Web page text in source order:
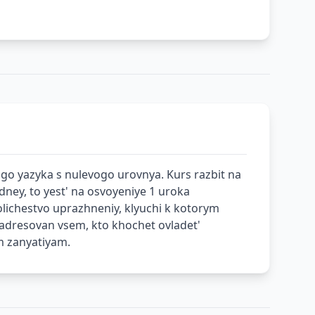
yazyka s nulevogo urovnya. Kurs razbit na
to yest' na osvoyeniye 1 uroka
uprazhneniy, klyuchi k kotorym
vsem, kto khochet ovladet'
zanyatiyam.